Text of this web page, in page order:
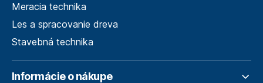
Meracia technika
Les a spracovanie dreva
Stavebná technika
Informácie o nákupe